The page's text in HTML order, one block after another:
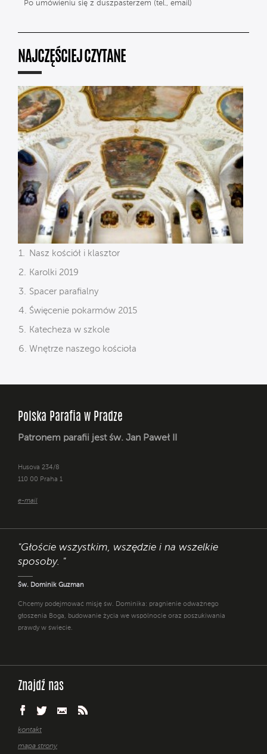
Po umówieniu się z duszpasterzem (tel., email)
NAJCZĘŚCIEJ CZYTANE
Nasz kościół i klasztor
Karolki 2019
Spacer parafialny
Święcenie pokarmów 2015
Katecheza w szkole
Wnętrze naszego kościoła
Polska Parafia w Pradze
Patronem parafii jest św. Jan Paweł II
Husova 234/8
110 00 Praha 1
e-mail
"Głoście wszystkim, wszędzie i na wszelkie
sposoby. "
Św. Dominik Guzman
Chcemy podejmować misję św. Dominika: pragnienie odważnego
głoszenia Boga, budowanie życia we wspólnocie oraz poszukiwania
prawdy w świecie.
Znajdź nas
kontakt
mapa strony